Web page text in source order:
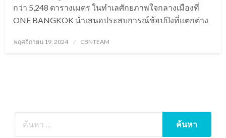
กว่า 5,248 ตารางเมตร ในทำเลศักยภาพใจกลางเมืองที่
ONE BANGKOK นำเสนอประสบการณ์ช้อปปิงที่แตกต่าง
Posted
พฤศจิกายน 19, 2024 CBNTEAM